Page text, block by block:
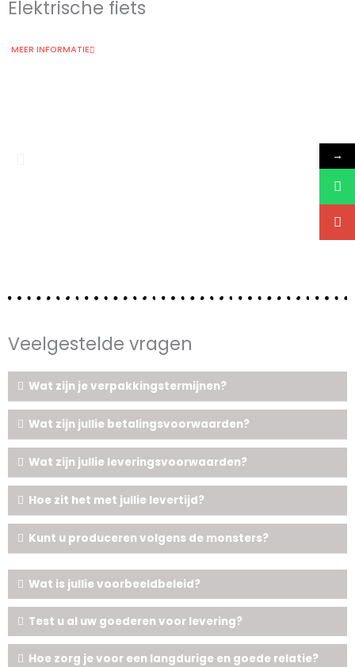
Elektrische fiets
MEER INFORMATIE
Veelgestelde vragen
Wat zijn je verpakkingstermijnen?
Wat zijn jullie betalingsvoorwaarden?
Wat zijn jullie leveringsvoorwaarden?
Hoe zit het met jullie levertijd?
Kunt u produceren volgens de monsters?
Wat is jullie voorbeeldbeleid?
Test u al uw goederen voor levering?
Hoe zorg je voor een langdurige en goede relatie?
→